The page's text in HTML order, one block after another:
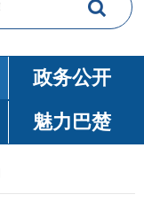
政务公开
魅力巴楚